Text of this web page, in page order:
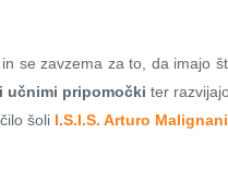
se zavzema za to, da imajo
učnimi pripomočki ter
šoli I.S.I.S. Arturo Malignani